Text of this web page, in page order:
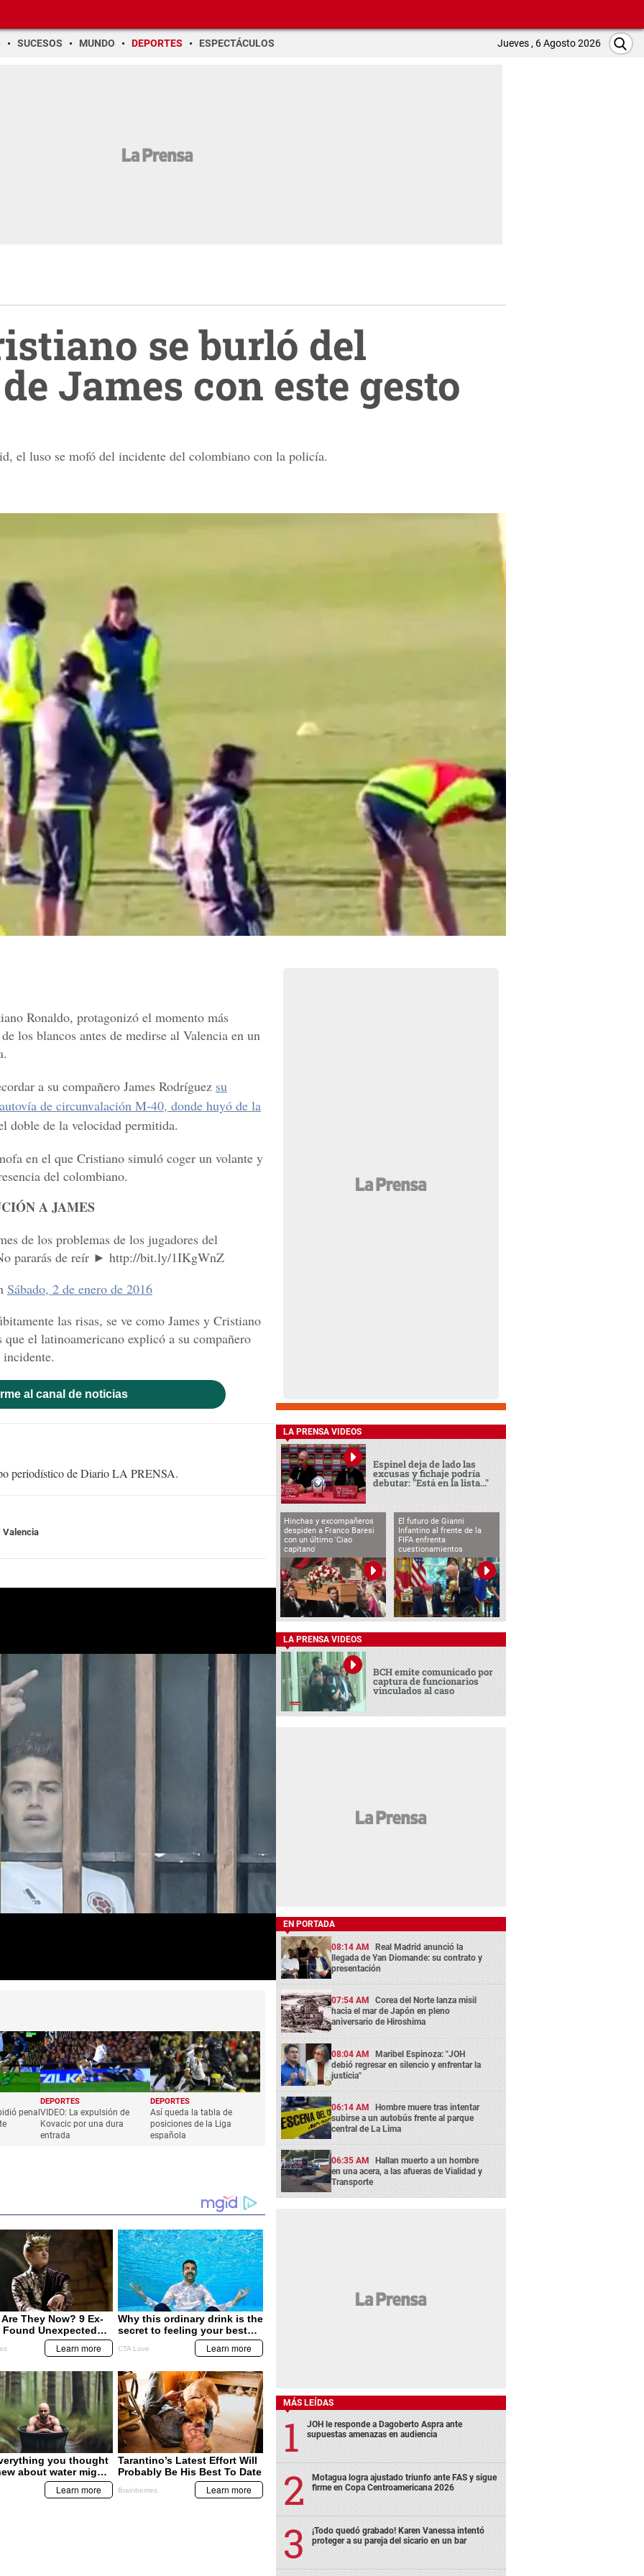
SUCESOS MUNDO DEPORTES ESPECTÁCULOS Jueves , 6 Agosto 2026
se burló del
James con este gesto
el luso se mofó del incidente del colombiano con la policía.
Ronaldo, protagonizó el momento más
los blancos antes de medirse al Valencia en un
a su compañero James Rodríguez su
de circunvalación M-40, donde huyó de la
doble de la velocidad permitida.
en el que Cristiano simuló coger un volante y
del colombiano.
A JAMES
de los problemas de los jugadores del
pararás de reír ► http://bit.ly/1IKgWnZ
Sábado, 2 de enero de 2016
las risas, se ve como James y Cristiano
el latinoamericano explicó a su compañero
al canal de noticias
periodístico de Diario LA PRENSA.
Valencia
penal
DEPORTES
VIDEO: La expulsión de
Kovacic por una dura
entrada
DEPORTES
Así queda la tabla de
posiciones de la Liga
española
LA PRENSA VIDEOS
Espinel deja de lado las
excusas y fichaje podría
debutar: "Está en la lista..."
Hinchas y excompañeros
despiden a Franco Baresi
con un último 'Ciao
capitano'
El futuro de Gianni
Infantino al frente de la
FIFA enfrenta
cuestionamientos
LA PRENSA VIDEOS
BCH emite comunicado por
captura de funcionarios
vinculados al caso
EN PORTADA
08:14 AM Real Madrid anunció la
llegada de Yan Diomande: su contrato y
presentación
07:54 AM Corea del Norte lanza misil
hacia el mar de Japón en pleno
aniversario de Hiroshima
08:04 AM Maribel Espinoza: "JOH
debió regresar en silencio y enfrentar la
justicia"
06:14 AM Hombre muere tras intentar
subirse a un autobús frente al parque
central de La Lima
06:35 AM Hallan muerto a un hombre
en una acera, a las afueras de Vialidad y
Transporte
MÁS LEÍDAS
JOH le responde a Dagoberto Aspra ante
supuestas amenazas en audiencia
Motagua logra ajustado triunfo ante FAS y sigue
firme en Copa Centroamericana 2026
¡Todo quedó grabado! Karen Vanessa intentó
proteger a su pareja del sicario en un bar